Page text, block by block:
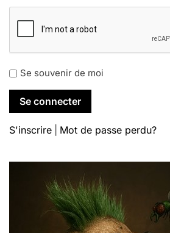
Se souvenir de moi
S'inscrire Mot de passe perdu?